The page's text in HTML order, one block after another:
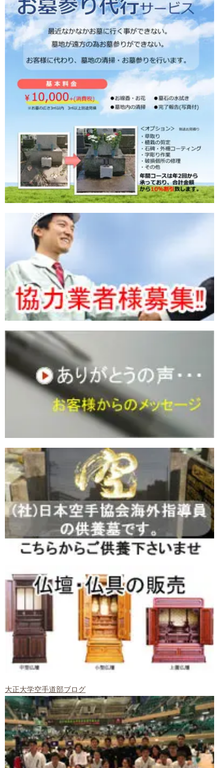
大正大学空手道部ブログ